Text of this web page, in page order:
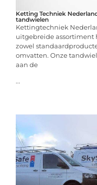
Ketting Techniek
tandwielen
Kettingtechniek
uitgebreide assortiment
zowel
omvatten. Onze
aan de
...